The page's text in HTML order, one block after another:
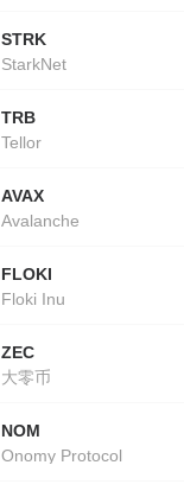
STRK
StarkNet
TRB
Tellor
AVAX
Avalanche
FLOKI
Floki Inu
ZEC
大零币
NOM
Onomy Protocol